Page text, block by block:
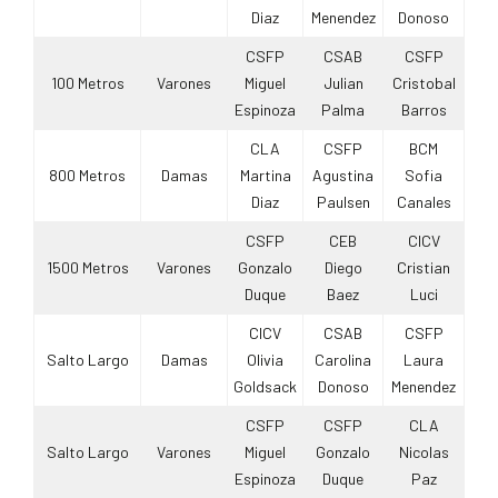
Diaz Menendez Donoso
100 Metros Varones
CSFP
Miguel
Espinoza
CSAB
Julian
Palma
CSFP
Cristobal
Barros
800 Metros Damas
CLA
Martina
Diaz
CSFP
Agustina
Paulsen
BCM
Sofia
Canales
1500 Metros Varones
CSFP
Gonzalo
Duque
CEB
Diego
Baez
CICV
Cristian
Luci
Salto Largo Damas
CICV
Olivia
Goldsack
CSAB
Carolina
Donoso
CSFP
Laura
Menendez
Salto Largo Varones
CSFP
Miguel
Espinoza
CSFP
Gonzalo
Duque
CLA
Nicolas
Paz